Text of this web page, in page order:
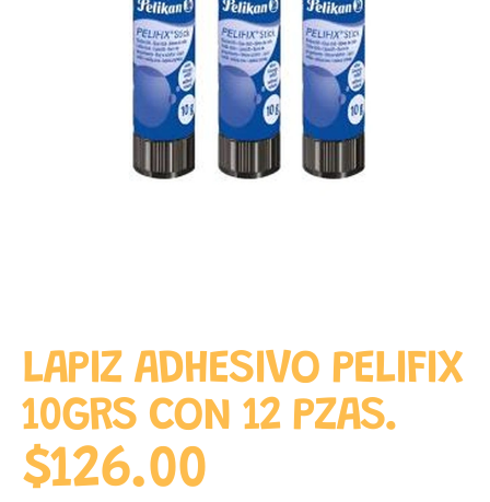
LAPIZ ADHESIVO PELIFIX
10GRS CON 12 PZAS.
$126.00